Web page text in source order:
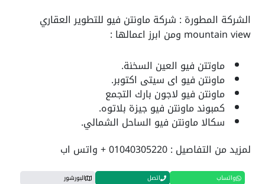
الشركة المطورة : شركة ماونتن فيو للتطوير العقاري
mountain view ومن ابرز اعمالها :
ماوتتن فيو العين السخنة.
ماونتن فيو اى سيتى اكتوبر.
ماونتن فيو لاجون بارك التجمع
كمبوند ماونتن فيو جيزة بلاتوه.
سكالا ماونتن فيو الساحل الشمالي.
لمزيد من التفاصيل : 01040305220 + واتس اب
واتساب اتصل البورشور